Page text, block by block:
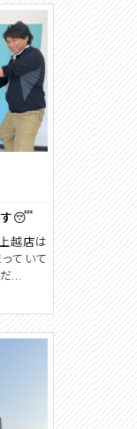
す😴
越店は
ていて
...